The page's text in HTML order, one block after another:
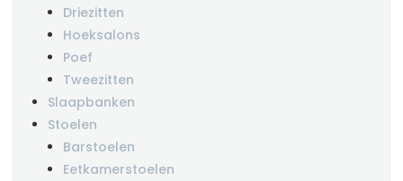
Driezitten
Hoeksalons
Poef
Tweezitten
Slaapbanken
Stoelen
Barstoelen
Eetkamerstoelen